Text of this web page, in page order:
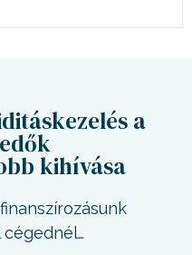
a
kihívása
cégednél…